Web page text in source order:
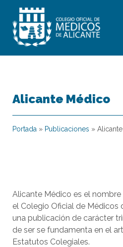
Alicante Médico
Portada » Publicaciones »
Alicante Médico es el
el Colegio Oficial de Médicos
una publicación de carácter
de ser se fundamenta en el
Estatutos Colegiales.